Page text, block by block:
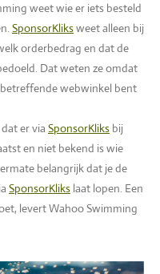
weet wie er iets besteld
SponsorKliksweet alleen bij
orderbedrag en dat de
Dat weten ze omdat
webwinkel bent
er via SponsorKliks bij
en niet bekend is wie
belangrijk dat je de
SponsorKliks laat lopen. Een
levert Wahoo Swimming